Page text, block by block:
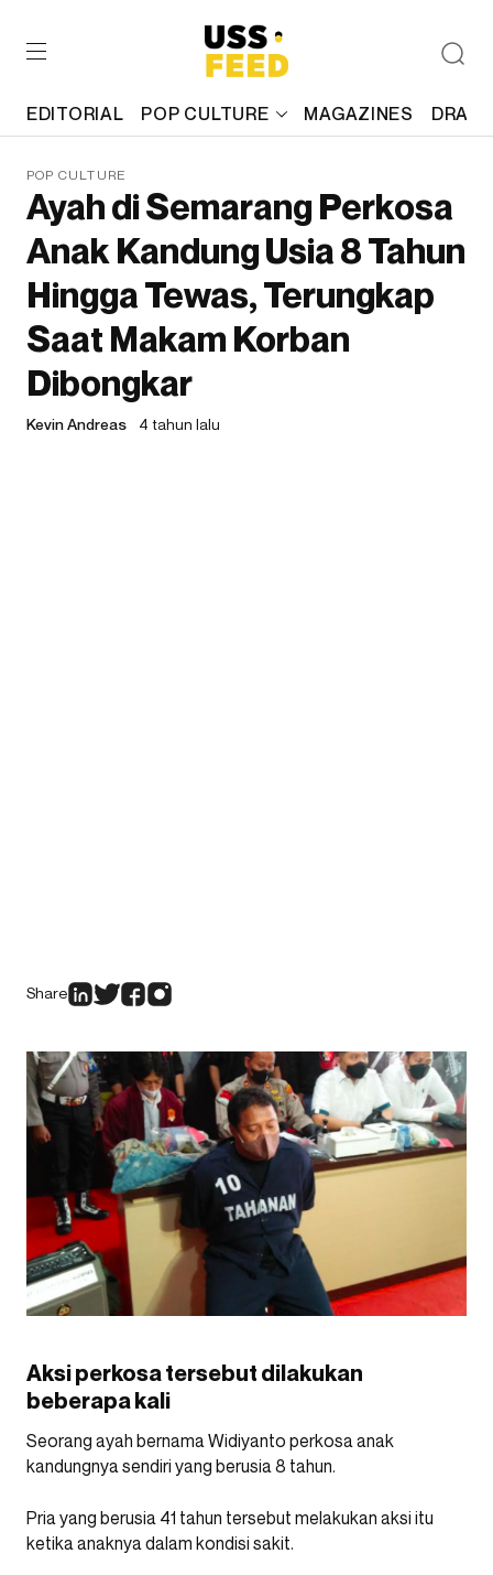
EDITORIAL POP CULTURE MAGAZINES
POP CULTURE
Ayah di Semarang Perkosa
Anak Kandung Usia 8 Tahun
Hingga Tewas, Terungkap
Saat Makam Korban
Dibongkar
Kevin Andreas 4 tahun lalu
Share
Aksi perkosa tersebut dilakukan
beberapa kali
Seorang ayah bernama Widiyanto perkosa anak
kandungnya sendiri yang berusia 8 tahun.
Pria yang berusia 41 tahun tersebut melakukan aksi itu
ketika anaknya dalam kondisi sakit.